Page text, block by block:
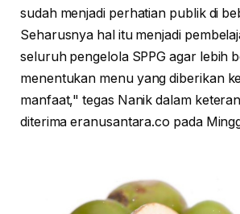
sudah menjadi perhatian publik di
Seharusnya hal itu menjadi
seluruh pengelola SPPG agar lebih
menentukan menu yang diberikan
manfaat," tegas Nanik dalam
diterima eranusantara.co pada